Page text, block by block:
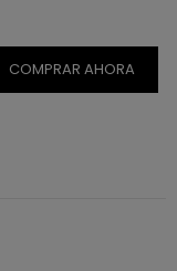
COMPRAR AHORA